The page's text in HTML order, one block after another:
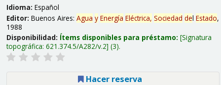
Idioma: Español
Editor: Buenos Aires: Agua y Energía Eléctrica, Sociedad del Estado,
1988
Disponibilidad: Ítems disponibles para préstamo: Signatura
topográfica: 621.374.5/A282/v.2 (3).
Hacer reserva